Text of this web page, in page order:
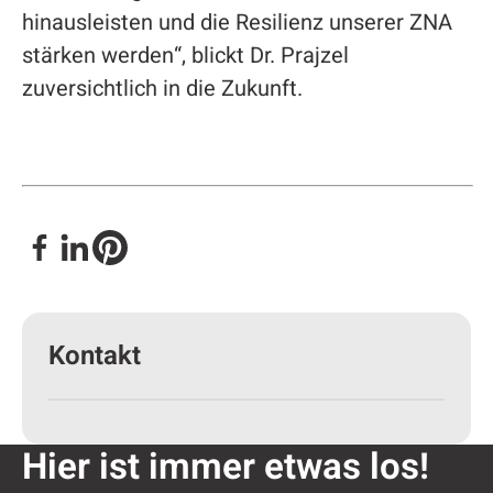
hinausleisten und die Resilienz unserer ZNA
stärken werden“, blickt Dr. Prajzel
zuversichtlich in die Zukunft.
Kontakt
Hier ist immer etwas los!